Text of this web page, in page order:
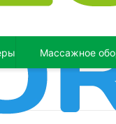
Массажное